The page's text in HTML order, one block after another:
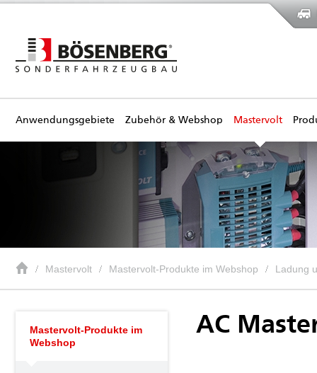
Anwendungsgebiete Zubehör & Webshop Mastervolt
Mastervolt Mastervolt-Produkte im Webshop Ladung
Mastervolt-Produkte im
Webshop
AC